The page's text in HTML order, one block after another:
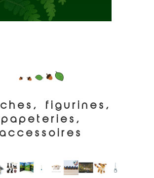
figurines,
papeteries,
accessoires